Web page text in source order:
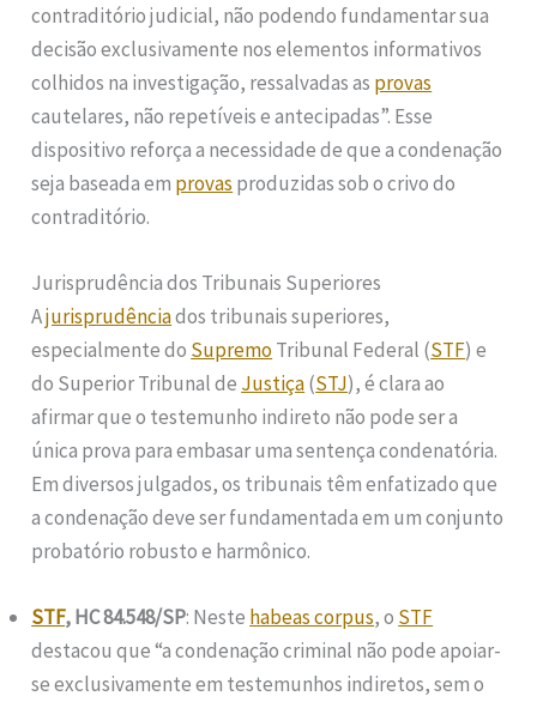
contraditório judicial, não podendo fundamentar sua
decisão exclusivamente nos elementos informativos
colhidos na investigação, ressalvadas as provas
cautelares, não repetíveis e antecipadas”. Esse
dispositivo reforça a necessidade de que a condenação
seja baseada em provas produzidas sob o crivo do
contraditório.
Jurisprudência dos Tribunais Superiores
Ajurisprudênciados tribunais superiores,
especialmente do SupremoTribunal Federal (STF) e
do Superior Tribunal de Justiça(STJ), é clara ao
afirmar que o testemunho indireto não pode ser a
única prova para embasar uma sentença condenatória.
Em diversos julgados, os tribunais têm enfatizado que
a condenação deve ser fundamentada em um conjunto
probatório robusto e harmônico.
STF, HC 84.548/SP: Neste habeas corpus, o STF
destacou que “a condenação criminal não pode apoiar-
se exclusivamente em testemunhos indiretos, sem o